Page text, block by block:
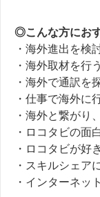
◎こんな方にお
・海外進出を検
・海外取材を行
・海外で通訳を
・仕事で海外に
・海外と繋がり
・ロコタビの面
・ロコタビが好
・スキルシェア
・インターネ